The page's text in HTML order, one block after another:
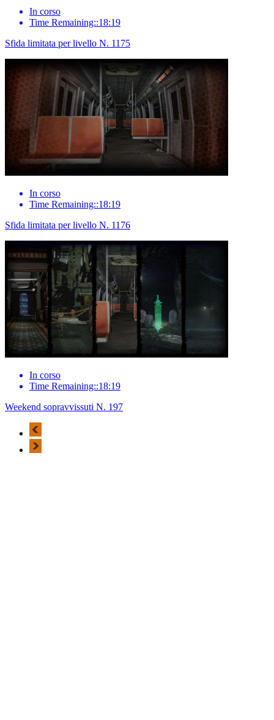
In corso
Time Remaining::18:19
Sfida limitata per livello N. 1175
In corso
Time Remaining::18:19
Sfida limitata per livello N. 1176
In corso
Time Remaining::18:19
Weekend sopravvissuti N. 197